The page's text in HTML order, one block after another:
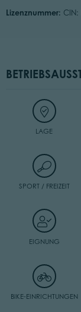
Lizenznummer: CIN:
LAGE
SPORT / FREIZEIT
EIGNUNG
BIKE-EINRICHTUNGEN